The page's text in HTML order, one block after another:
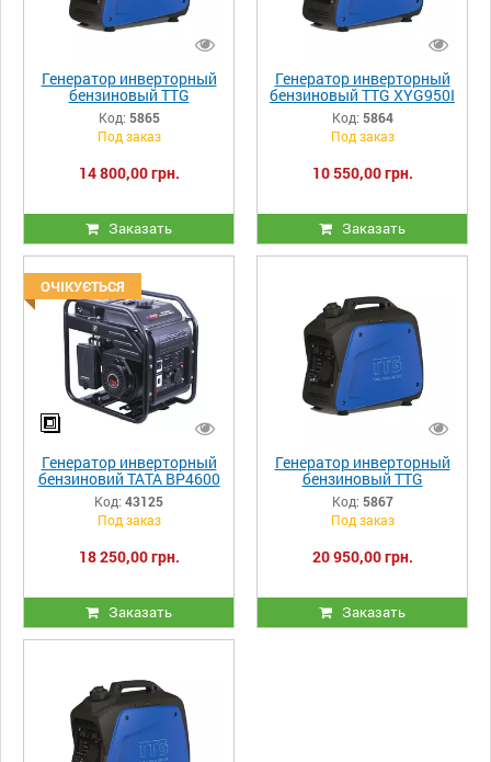
Генератор инверторный
бензиновый TTG
XYG1200I 1.0/1.1 KW +
USB порт
Код: 5865
Под заказ
14 800,00 грн.
Заказать
Генератор инверторный
бензиновый TTG XYG950I
0.7/0.8 KW + USB порт
Код: 5864
Под заказ
10 550,00 грн.
Заказать
ОЧІКУЄТЬСЯ
Генератор инверторный
бензиновий ТАТА BP4600
3.5KW/3.8KW
Код: 43125
Под заказ
18 250,00 грн.
Заказать
Генератор инверторный
бензиновый TTG
XYG2200I 2.0/2.1 KW +
USB порт
Код: 5867
Под заказ
20 950,00 грн.
Заказать